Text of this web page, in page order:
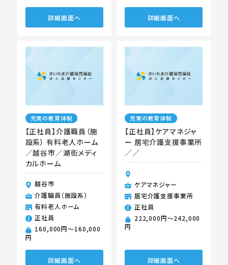
詳細画面へ 詳細画面へ
充実の教育体制
【正社員】介護職員（施
設系） 有料老人ホーム
／越谷市／湖街メディ
カルホーム
越谷市
介護職員（施設系）
有料老人ホーム
正社員
160,000円〜160,000
円
詳細画面へ
充実の教育体制
【正社員】ケアマネジャ
ー 居宅介護支援事業所
／／
ケアマネジャー
居宅介護支援事業所
正社員
222,000円〜242,000
円
詳細画面へ